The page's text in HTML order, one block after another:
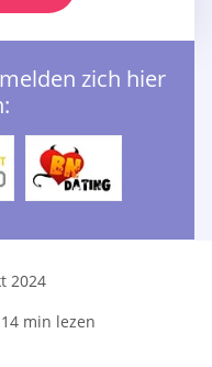
zich hier
2024
14 min lezen